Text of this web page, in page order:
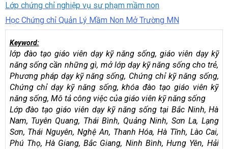
Lớp chứng chỉ nghiệp vụ sư phạm mầm non
Học Chứng chỉ Quản Lý Mầm Non Mở Trường MN
Keyword:
lớp đào tạo giáo viên dạy kỹ năng sống, giáo viên dạy kỹ
năng sống cần những gì, mở lớp dạy kỹ năng sống cho trẻ,
Phương pháp dạy kỹ năng sống, Chứng chỉ kỹ năng sống,
Chứng chỉ dạy kỹ năng sống, khóa đào tạo giáo viên kỹ
năng sống, Mô tả công việc của giáo viên kỹ năng sống
Lớp đào tạo giáo viên dạy kỹ năng sống tại Bắc Ninh, Hà
Nam, Tuyên Quang, Thái Bình, Quảng Ninh, Sơn La, Lạng
Sơn, Thái Nguyên, Nghệ An, Thanh Hóa, Hà Tĩnh, Lào Cai,
Phú Thọ, Hà Giang, Bắc Giang, Ninh Bình, Hưng Yên, Hải